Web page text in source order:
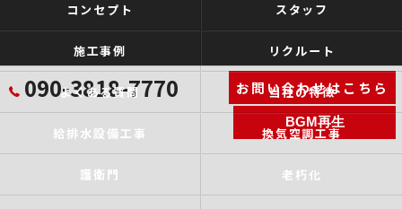
090-3818-7770 お問い合わせはこちら
BGM再生
コンセプト スタッフ
施工事例 リクルート
よくある質問 当社の特徴
給排水設備工事 換気空調工事
護衛門 老朽化